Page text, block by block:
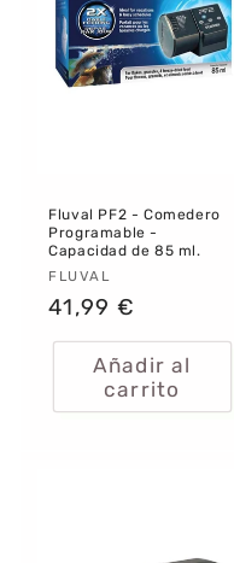
Fluval PF2 - Comedero
Programable -
Capacidad de 85 ml.
Proveedor:
FLUVAL
Precio
habitual
41,99 €
Añadir al
carrito